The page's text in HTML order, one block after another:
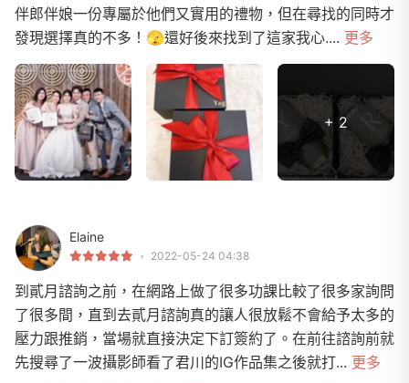
伴郎伴娘一份專屬於他們又實用的禮物，但在尋找的同時才
發現選擇真的不多！🫣還好後來找到了這家我心.... 更多
+ 2
Elaine
2022-05-24 04:38
到貳月諮詢之前，在網路上做了很多功課比較了很多家詢問
了很多間，直到去貳月諮詢真的讓人很放鬆不會給予太多的
壓力跟推銷，當場就直接決定下訂簽約了。在前往諮詢前就
先搜尋了一波攝影師看了君川的IG作品集之後就打... 更多